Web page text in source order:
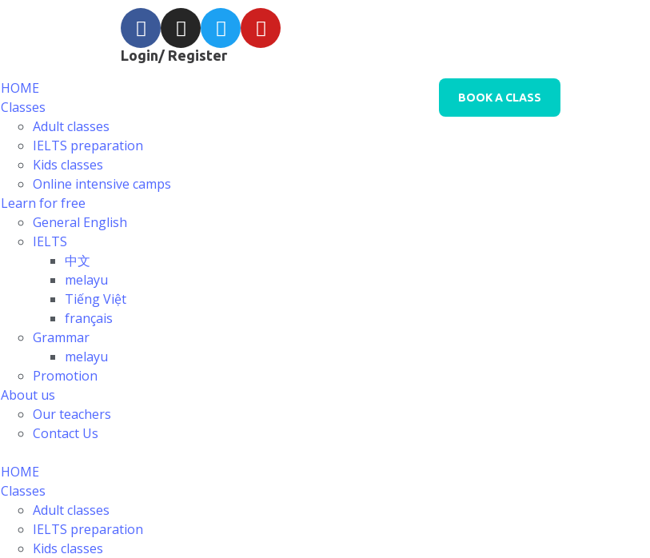
Login/ Register
HOME
Classes
Adult classes
IELTS preparation
Kids classes
Online intensive camps
Learn for free
General English
IELTS
中文
melayu
Tiếng Việt
français
Grammar
melayu
Promotion
About us
Our teachers
Contact Us
HOME
Classes
Adult classes
IELTS preparation
Kids classes
BOOK A CLASS